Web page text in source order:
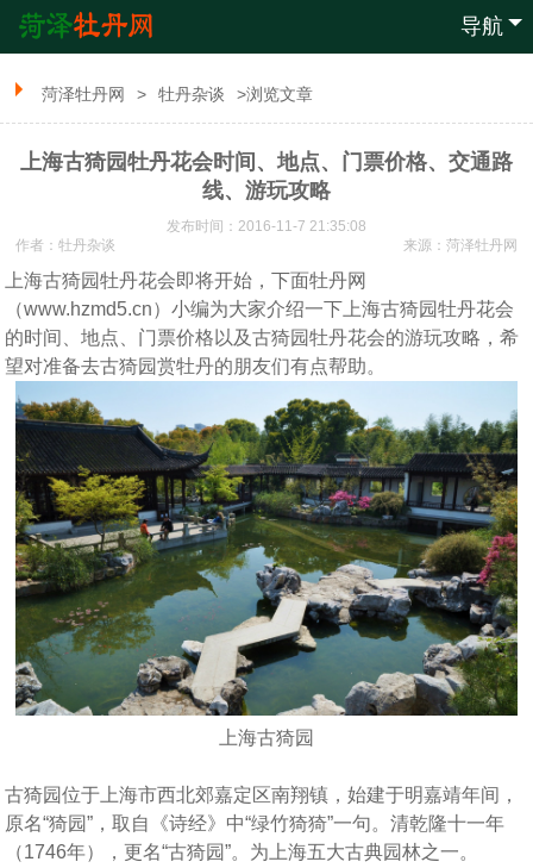
导航
菏泽牡丹网 > 牡丹杂谈 >浏览文章
上海古猗园牡丹花会时间、地点、门票价格、交通路
线、游玩攻略
发布时间：2016-11-7 21:35:08
来源： 菏泽牡丹网
作者：牡丹杂谈
上海古猗园牡丹花会即将开始，下面牡丹网
（www.hzmd5.cn）小编为大家介绍一下上海古猗园牡丹花会
的时间、地点、门票价格以及古猗园牡丹花会的游玩攻略，希
望对准备去古猗园赏牡丹的朋友们有点帮助。
上海古猗园
古猗园位于上海市西北郊嘉定区南翔镇，始建于明嘉靖年间，
原名“猗园”，取自《诗经》中“绿竹猗猗”一句。清乾隆十一年
（1746年），更名“古猗园”。为上海五大古典园林之一。